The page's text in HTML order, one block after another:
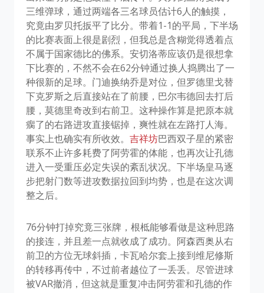
三维弹球，通过两端各三名球员估计6人的触摸，
究竟由罗贝托扳平了比分。带着1-1的平局，下半场
的比赛表面上很是剧烈，但我总是含糊觉得透着点
不属于国家德比的佛系。安切洛蒂应该仍是很想拿
下比赛的，不然不会在62分钟通过换人捣腾出了一
种很新的足球。门迪换纳乔是对位，但罗德里戈替
下克罗斯之后直接站在了前腰，巴尔韦德回去打后
腰，莫德里奇改到右前卫。这种操作算是把原本就
瘸了的右路进攻直接锯掉，爽性就在左路打人海。
事实上也确实有所收效。 吉祥坊巴西双子星的紧密
联系不止许多耗费了阿劳霍的体能，也再次让孔德
进入一受重压必定失误的紊乱状况。下半场皇马逐
步把射门数等进攻数据拉回到均势，也是在这次调
整之后。
76分钟打掉究竟三张牌，根柢能够看做是这种思路
的接连，并且差一点就收成了成功。阿森西奥从右
前卫的方位无球斜插，卡瓦哈尔套上接到维尼修斯
的转移再传中，不过前者越位了一丢丢。尽管进球
被VAR撤消，但这就是重复冲击阿劳霍和孔德的作